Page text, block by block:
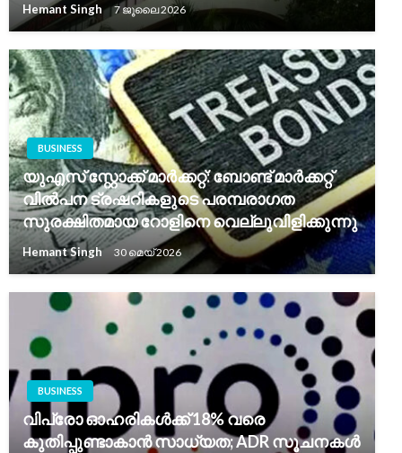
Hemant Singh 7 ജൂലൈ 2026
BUSINESS
യുഎസ് സ്റ്റോക്ക് മാർക്കറ്റ്: ബോണ്ട് മാർക്കറ്റ്
വിൽപന ട്രഷറികളുടെ പരമ്പരാഗത
സുരക്ഷിതമായ റോളിനെ വെല്ലുവിളിക്കുന്നു
Hemant Singh 30 മെയ്‌ 2026
BUSINESS
വിപ്രോ ഓഹരികൾക്ക് 18% വരെ
കുതിപ്പുണ്ടാകാൻ സാധ്യത; ADR സൂചനകൾ